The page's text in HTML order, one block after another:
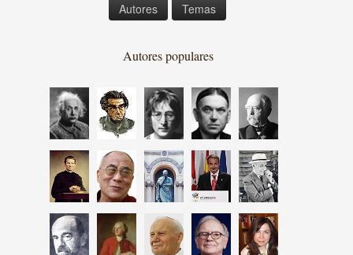
Autores Temas
Autores populares